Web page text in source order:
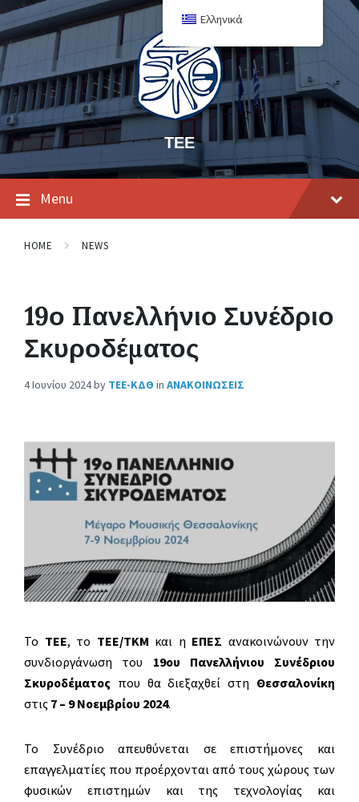
ΤΕΕ
Menu
HOME NEWS
19ο Πανελλήνιο Συνέδριο
Σκυροδέματος
4 Ιουνίου 2024by ΤΕΕ-ΚΔΘ in ΑΝΑΚΟΙΝΩΣΕΙΣ
Το ΤΕΕ, το ΤΕΕ/ΤΚΜ και η ΕΠΕΣ ανακοινώνουν την
συνδιοργάνωση του 19ου Πανελλήνιου Συνέδριου
Σκυροδέματος που θα διεξαχθεί στη Θεσσαλονίκη
στις 7 – 9 Νοεμβρίου 2024.
Το Συνέδριο απευθύνεται σε επιστήμονες και
επαγγελματίες που προέρχονται από τους χώρους των
φυσικών επιστημών και της τεχνολογίας και
Ελληνικά